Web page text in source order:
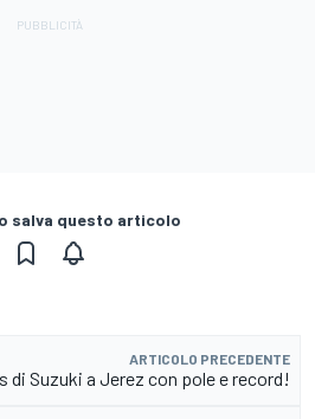
salva questo articolo
ARTICOLO PRECEDENTE
di Suzuki a Jerez con pole e record!